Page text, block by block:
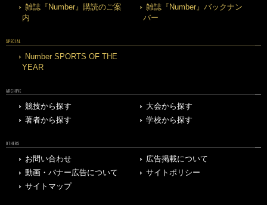
雑誌『Number』購読のご案
内
雑誌『Number』バックナン
バー
SPECIAL
Number SPORTS OF THE
YEAR
ARCHIVE
競技から探す
大会から探す
著者から探す
学校から探す
OTHERS
お問い合わせ
広告掲載について
動画・バナー広告について
サイトポリシー
サイトマップ